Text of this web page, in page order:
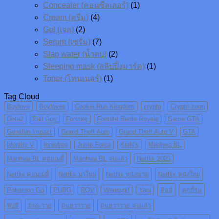
Concealer (คอนซีลเลอร์) (1)
Cream (ครีม) (4)
Gel (เจล) (2)
Serum (เซรั่ม) (7)
Slap water (น้ำตบ) (2)
Sleeping mask (สลิปปิ้งมาร์ค) (1)
Toner (โทนเนอร์) (1)
Tag Cloud
Boylove Boyloves Cookie Run Kingdom crypto
Crypto zoon
Dota2
Fall Guy Fortnite Fortnite Battle Royale
Game GTA
Genshin Impact
Grand Theft Auto Grand Theft Auto V
GTA
Identity V
Innisfree Jump Force Kiehl's
Manhwa BL
Manhwa BL คอมเมดี้
Manhwa BL จบแล้ว Netflix 2025
Netflix คอมเมดี้ Netflix มาใหม่ Netflix หนังน่าดู Netflix หนังใหม่
Pokemon Go PUBG ROV Werewolf Yaoi คีลส์ คุกกี้รัน
พับจี มังงะวาย มันฮวาวาย มันฮวาวาย จบแล้ว